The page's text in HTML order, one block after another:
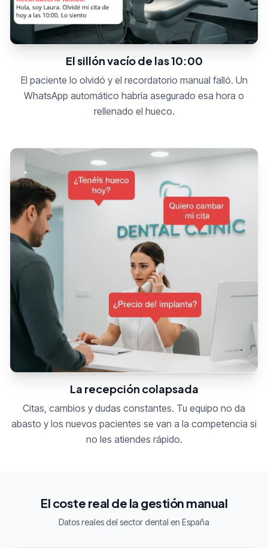
El sillón vacío de las 10:00
El paciente lo olvidó y el recordatorio manual falló. Un
WhatsApp automático habría asegurado esa hora o
rellenado el hueco.
La recepción colapsada
Citas, cambios y dudas constantes. Tu equipo no da
abasto y los nuevos pacientes se van a la competencia si
no les atiendes rápido.
El coste real de la gestión manual
Datos reales del sector dental en España